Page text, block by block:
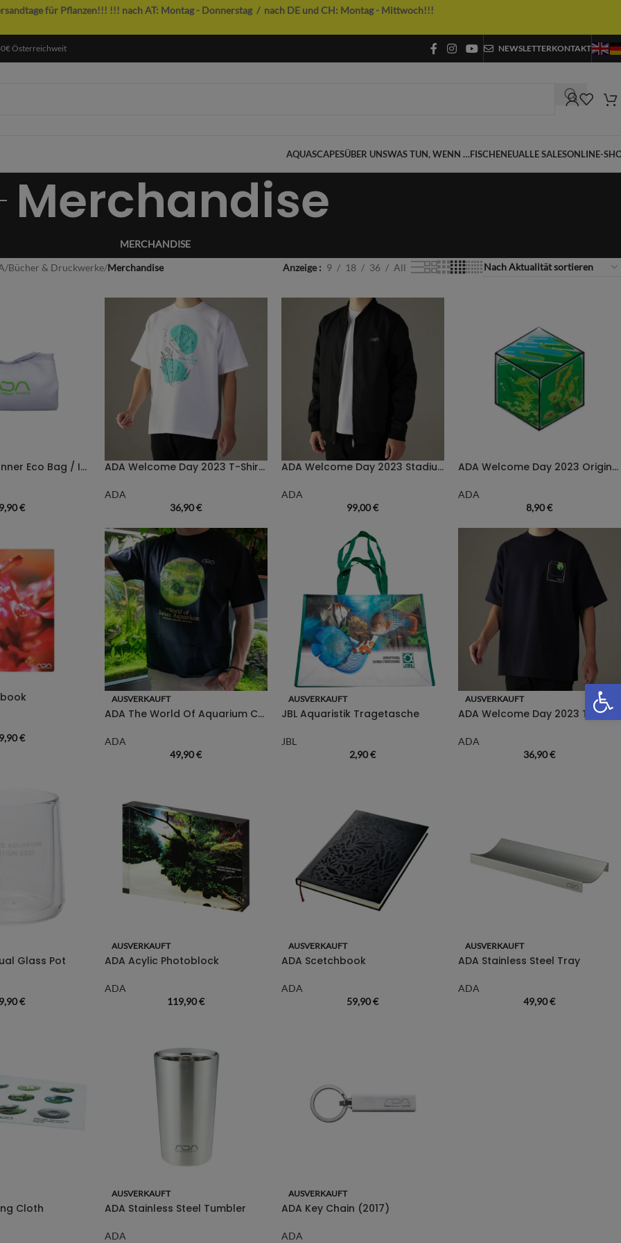
für Pflanzen!!! !!! nach AT: Montag - Donnerstag / nach DE und CH: Montag - Mittwoch!!!
Österreichweit NEWSLETTERKONTAKT
AQUASCAPESÜBER UNSWAS TUN, WENN …FISCHENEUALLE SALESONLINE-
Merchandise
MERCHANDISE
/Bücher & Druckwerke/Merchandise Anzeige 9 18 36 All
ADA Green Manner Eco Bag / Isolier-Beutel
€
ADA Welcome Day 2023 T-Shirt Discus
ADA
36,90€
ADA Welcome Day 2023 Stadium Jumper – L
ADA
99,00€
ADA Welcome Day 2023 Original Pin
ADA
8,90€
€
AUSVERKAUFT
ADA The World Of Aquarium Creation T-Shirt XL
ADA
49,90€
AUSVERKAUFT
JBL Aquaristik Tragetasche
JBL
2,90€
AUSVERKAUFT
ADA Welcome Day 2023 T-Shirt Frog
ADA
36,90€
Glass Pot
€
AUSVERKAUFT
ADA Acylic Photoblock
ADA
119,90€
AUSVERKAUFT
ADA Scetchbook
ADA
59,90€
AUSVERKAUFT
ADA Stainless Steel Tray
ADA
49,90€
Cloth
AUSVERKAUFT
ADA Stainless Steel Tumbler
ADA
AUSVERKAUFT
ADA Key Chain (2017)
ADA